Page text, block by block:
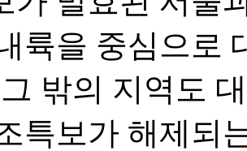
륙을 중심으로
밖의 지역도
특보가 해제되